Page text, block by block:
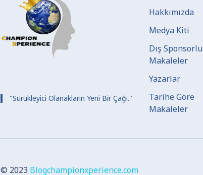
"Sürükleyici Olanakların Yeni Bir Çağı."
Hakkımızda
Medya Kiti
Dış Sponsorlu
Makaleler
Yazarlar
Tarihe Göre
Makaleler
© 2023 Blogchampionxperience.com